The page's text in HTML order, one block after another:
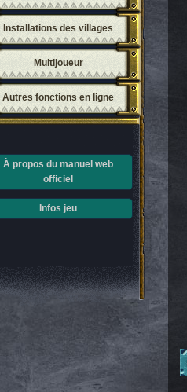
Installations des villages
Multijoueur
Autres fonctions en ligne
À propos du manuel web
officiel
Infos jeu